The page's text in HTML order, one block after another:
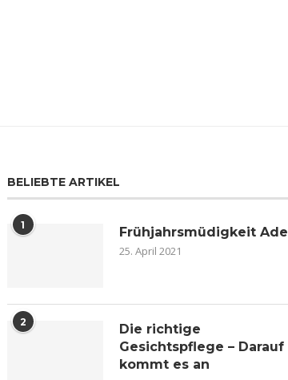
BELIEBTE ARTIKEL
1 Frühjahrsmüdigkeit Ade
25. April 2021
2
Die richtige
Gesichtspflege – Darauf
kommt es an